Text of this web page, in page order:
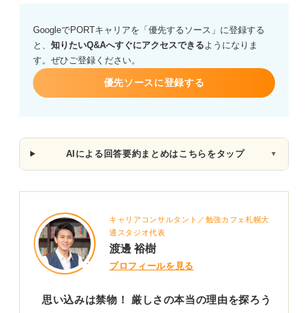
GoogleでPORTキャリアを「優先するソース」に登録する
と、 知りたいQ&Aへすぐにアクセスできるようになりま
す。ぜひご登録ください。
優先ソースに登録する
AIによる回答要約まとめはこちらをタップ ▼
キャリアコンサルタント／勉強カフェ札幌大
通スタジオ代表
渡邊 裕樹
プロフィールを見る
思い込みは禁物！ 厳しさの本当の理由を探ろう